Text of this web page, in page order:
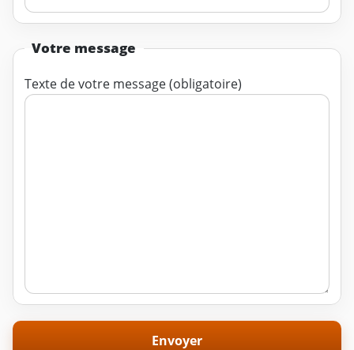
Votre message
Texte de votre message (obligatoire)